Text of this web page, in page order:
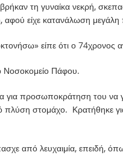
τη γυναίκα νεκρή,
αφού είχε κατανάλωση
είπε ότι ο 74χρονος
Νοσοκομείο Πάφου.
προσωποκράτηση του να
πλύση στομάχο. Κρατήθηκε
από λευχαιμία, επειδή,